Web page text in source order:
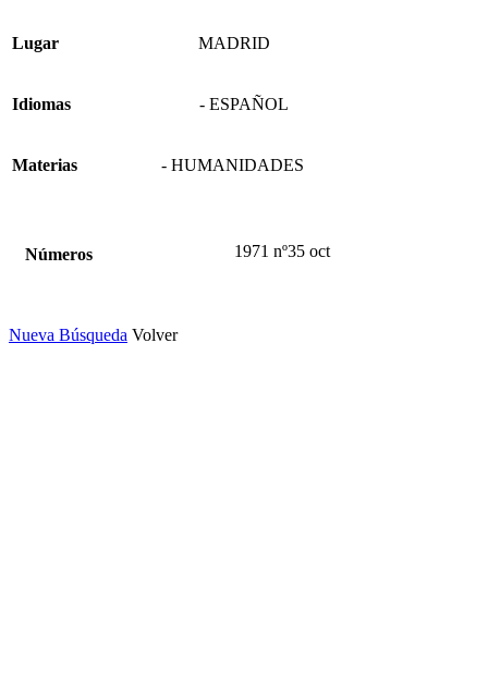
Lugar MADRID
Idiomas - ESPAÑOL
Materias - HUMANIDADES
Números 1971 nº35 oct
Nueva Búsqueda Volver